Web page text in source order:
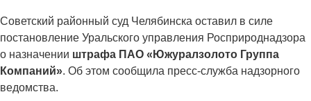
Советский районный суд Челябинска оставил в силе
постановление Уральского управления Росприроднадзора
о назначении штрафа ПАО «Южуралзолото Группа
Компаний». Об этом сообщила пресс-служба надзорного
ведомства.